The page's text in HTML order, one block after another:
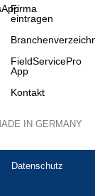
Firma
eintragen
FieldServicePro
App
Kontakt
IN GERMANY
Datenschutz